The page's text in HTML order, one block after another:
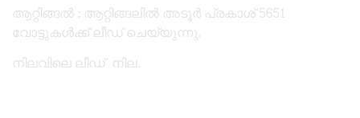
ആറ്റിങ്ങൽ : ആറ്റിങ്ങലിൽ അടൂർ പ്രകാശ് 5651
വോട്ടുകൾക്ക് ലീഡ് ചെയ്യുന്നു.
നിലവിലെ ലീഡ് നില.